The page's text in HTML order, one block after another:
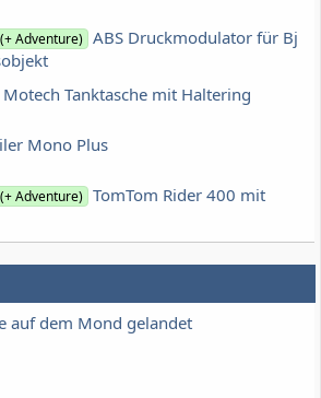
Adventure) ABS Druckmodulator für Bj
Motech Tanktasche mit Haltering
Mono Plus
Adventure) TomTom Rider 400 mit
auf dem Mond gelandet